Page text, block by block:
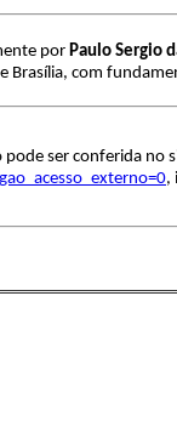
por Paulo Sergio
Brasília, com
ser conferida no
,